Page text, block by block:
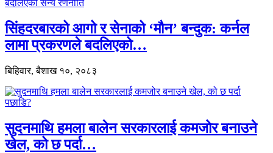
सिंहदरबारको आगो र सेनाको ‘मौन’ बन्दुक: कर्नल
लामा प्रकरणले बदलिएको…
बिहिवार, बैशाख १०, २०८३
सुदनमाथि हमला बालेन सरकारलाई कमजोर बनाउने
खेल, को छ पर्दा…